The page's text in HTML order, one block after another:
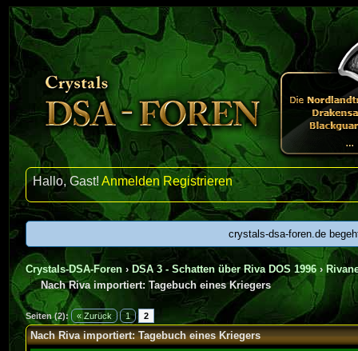
Hallo, Gast!Anmelden Registrieren
crystals-dsa-foren.de
Crystals-DSA-Foren › DSA 3 - Schatten über Riva DOS 1996 ›
Nach Riva importiert: Tagebuch eines Kriegers
Seiten (2): « Zurück 1 2
Nach Riva importiert: Tagebuch eines Kriegers